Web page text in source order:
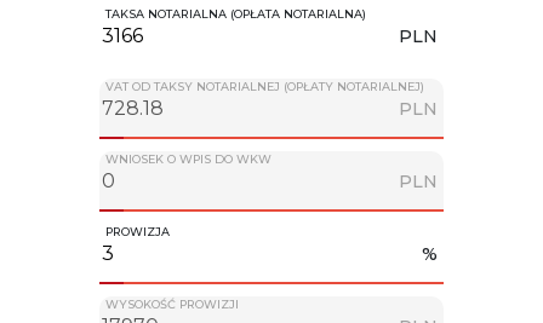
TAKSA NOTARIALNA (OPŁATA NOTARIALNA)
PLN
VAT OD TAKSY NOTARIALNEJ (OPŁATY NOTARIALNEJ)
PLN
WNIOSEK O WPIS DO WKW
PLN
PROWIZJA
%
WYSOKOŚĆ PROWIZJI